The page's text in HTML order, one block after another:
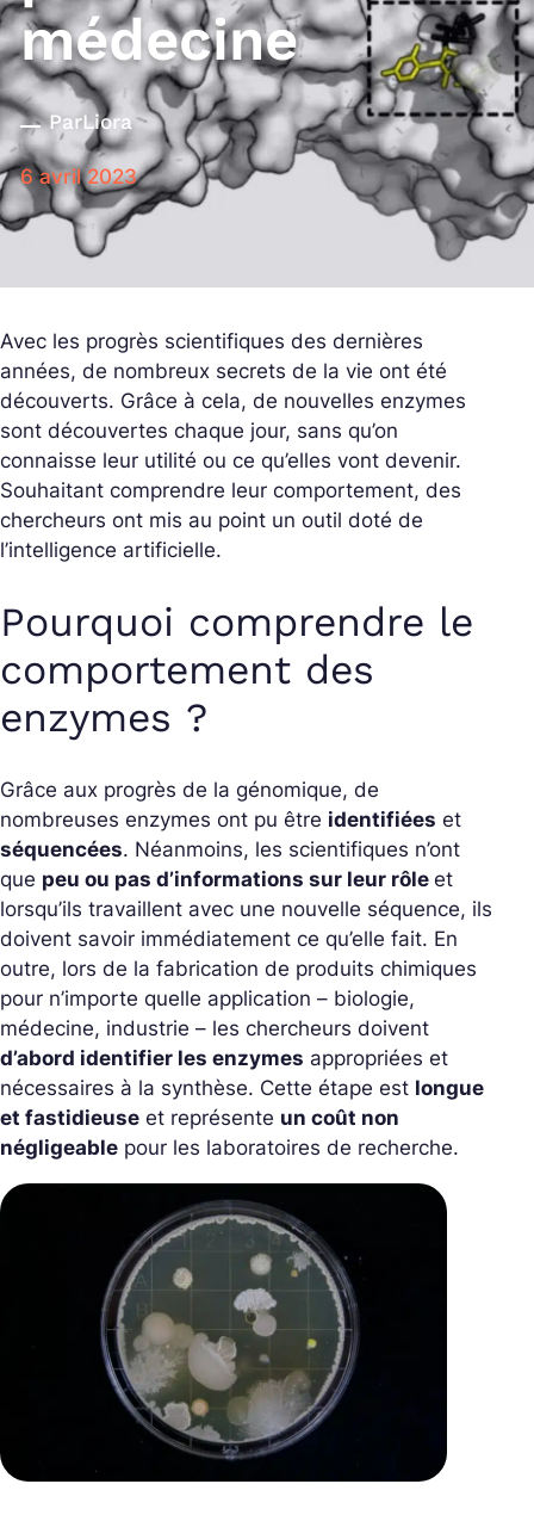
médecine
ParLiora
6 avril 2023
Avec les progrès scientifiques des dernières
années, de nombreux secrets de la vie ont été
découverts. Grâce à cela, de nouvelles enzymes
sont découvertes chaque jour, sans qu’on
connaisse leur utilité ou ce qu’elles vont devenir.
Souhaitant comprendre leur comportement, des
chercheurs ont mis au point un outil doté de
l’intelligence artificielle.
Pourquoi comprendre le
comportement des
enzymes ?
Grâce aux progrès de la génomique, de
nombreuses enzymes ont pu être identifiées et
séquencées. Néanmoins, les scientifiques n’ont
que peu ou pas d’informations sur leur rôle et
lorsqu’ils travaillent avec une nouvelle séquence, ils
doivent savoir immédiatement ce qu’elle fait. En
outre, lors de la fabrication de produits chimiques
pour n’importe quelle application – biologie,
médecine, industrie – les chercheurs doivent
d’abord identifier les enzymes appropriées et
nécessaires à la synthèse. Cette étape est longue
et fastidieuse et représente un coût non
négligeable pour les laboratoires de recherche.